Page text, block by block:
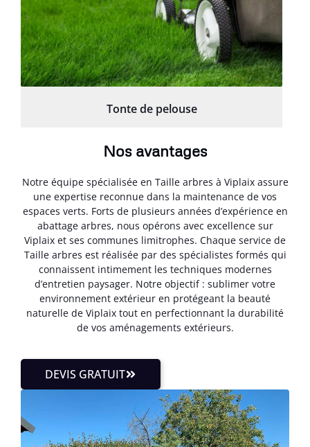
Tonte de pelouse
Nos avantages
Notre équipe spécialisée en Taille arbres à Viplaix assure
une expertise reconnue dans la maintenance de vos
espaces verts. Forts de plusieurs années d’expérience en
abattage arbres, nous opérons avec excellence sur
Viplaix et ses communes limitrophes. Chaque service de
Taille arbres est réalisée par des spécialistes formés qui
connaissent intimement les techniques modernes
d’entretien paysager. Notre objectif : sublimer votre
environnement extérieur en protégeant la beauté
naturelle de Viplaix tout en perfectionnant la durabilité
de vos aménagements extérieurs.
DEVIS GRATUIT